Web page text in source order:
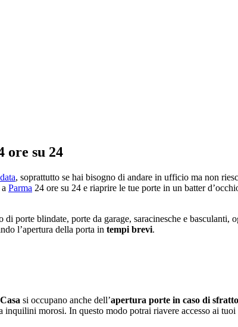
ore su 24
, soprattutto se hai bisogno di andare in ufficio ma non
Parma 24 ore su 24 e riaprire le tue porte in un batter
di porte blindate, porte da garage, saracinesche e basculanti,
l’apertura della porta in tempi brevi.
si occupano anche dell’apertura porte in caso di
inquilini morosi. In questo modo potrai riavere accesso ai